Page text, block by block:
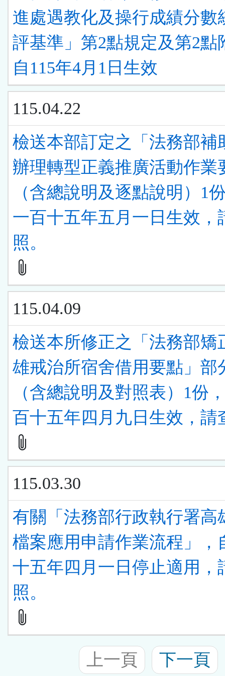
進處遇教化及操行成績分數
評基準」第2點規定及第2點
自115年4月1日生效
115.04.22
檢送本部訂定之「法務部補
辦理轉型正義推廣活動作業
（含總說明及逐點說明）1
一百十五年五月一日生效，
照。
115.04.09
檢送本所修正之「法務部矯
雄戒治所宿舍借用要點」部
（含總說明及對照表）1份
百十五年四月九日生效，請
115.03.30
有關「法務部行政執行署高
檔案應用申請作業流程」，
十五年四月一日停止適用，
照。
上一頁
下一頁